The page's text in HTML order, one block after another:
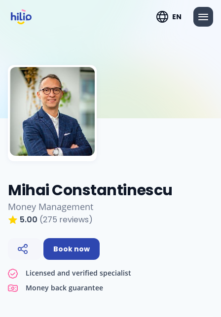
EN
Mihai Constantinescu
Money Management
5.00 (275 reviews)
Book now
Licensed and verified specialist
Money back guarantee